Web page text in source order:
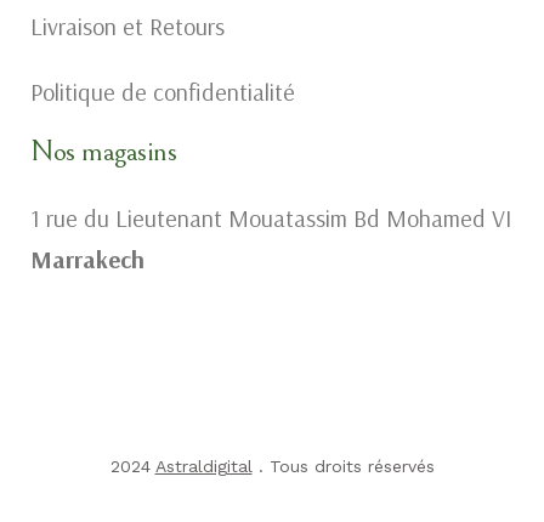
Livraison et Retours
Politique de confidentialité
Nos magasins
1 rue du Lieutenant Mouatassim Bd Mohamed VI
Marrakech
2024 Astraldigital . Tous droits réservés